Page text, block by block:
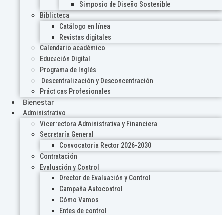
Simposio de Diseño Sostenible
Biblioteca
Catálogo en línea
Revistas digitales
Calendario académico
Educación Digital
Programa de Inglés
Descentralización y Desconcentración
Prácticas Profesionales
Bienestar
Administrativo
Vicerrectora Administrativa y Financiera
Secretaría General
Convocatoria Rector 2026-2030
Contratación
Evaluación y Control
Drector de Evaluación y Control
Campaña Autocontrol
Cómo Vamos
Entes de control